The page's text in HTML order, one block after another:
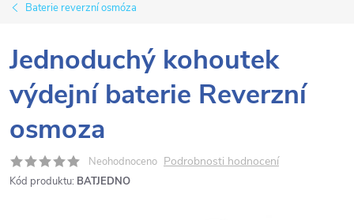
Baterie reverzní osmóza
Jednoduchý kohoutek
výdejní baterie Reverzní
osmoza
Neohodnoceno Podrobnosti hodnocení
Kód produktu: BATJEDNO